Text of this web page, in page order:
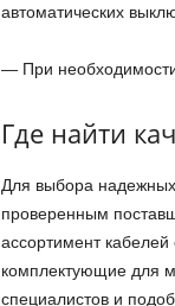
автоматических
— При необходимости
Где найти
Для выбора
проверенным
ассортимент
комплектующие для
специалистов и